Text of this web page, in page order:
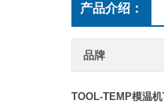
产品介绍：
品牌
TOOL-TEMP模温